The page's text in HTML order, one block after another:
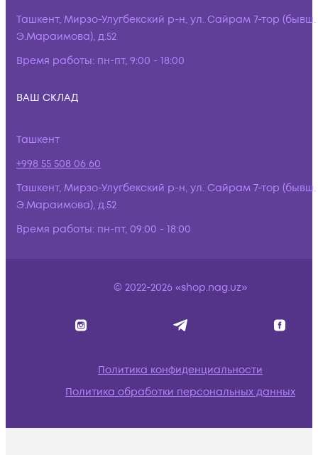
Ташкент, Мирзо-Улугбекский р-н, ул. Сайрам 7-тор (бывш.
Э.Мараимова), д.52
Время работы: пн-пт, 9:00 - 18:00
ВАШ СКЛАД
Ташкент
+998 55 508 06 60
Ташкент, Мирзо-Улугбекский р-н, ул. Сайрам 7-тор (бывш.
Э.Мараимова), д.52
Время работы: пн-пт, 09:00 - 18:00
© 2022-2026 «shop.nag.uz»
Политика конфиденциальности
Политика обработки персональных данных